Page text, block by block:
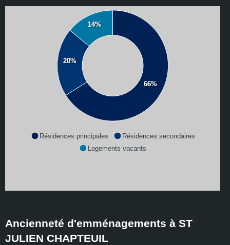
66%
20%
14%
Résidences principales
Résidences secondaires
Logements vacants
Ancienneté d'emménagements à ST
JULIEN CHAPTEUIL